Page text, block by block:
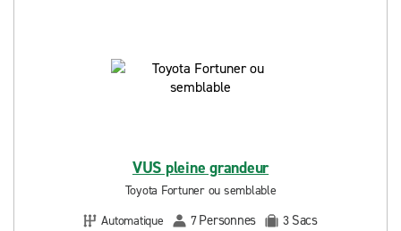
VUS pleine grandeur
Toyota Fortuner ou semblable
Automatique
7Personnes 3 Sacs